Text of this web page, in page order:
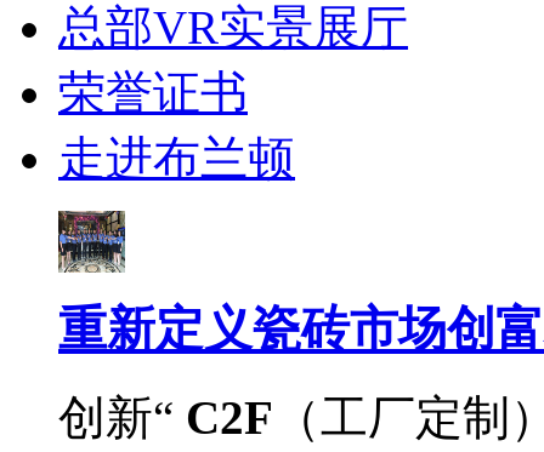
总部VR实景展厅
荣誉证书
走进布兰顿
重新定义瓷砖市场创
创新“ C2F （工厂定制